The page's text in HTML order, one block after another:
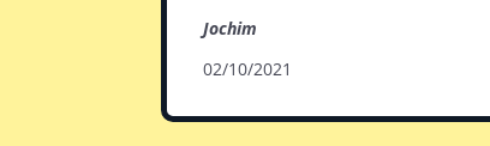
Jochim
02/10/2021